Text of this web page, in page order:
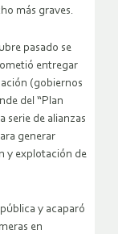
más graves.
pasado se
entregar
(gobiernos
del “Plan
serie de alianzas
generar
y explotación de
y acaparó
en